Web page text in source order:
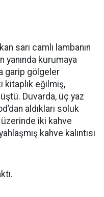
sarı camlı lambanın
yanında kurumaya
garip gölgeler
kitaplık eğilmiş,
Duvarda, üç yaz
aldıkları soluk
üzerinde iki kahve
kahve kalıntısı